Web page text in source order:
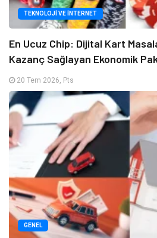
TEKNOLOJI VE İNTERNET
En Ucuz Chip: Dijital Kart
Kazanç Sağlayan Ekonomik
20 Tem 2026, Pts
GENEL